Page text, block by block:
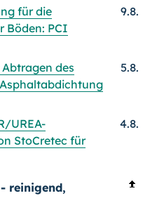
für die
Böden: PCI
9.8.
des
5.8.
UREA-
StoCretec für
4.8.
reinigend,